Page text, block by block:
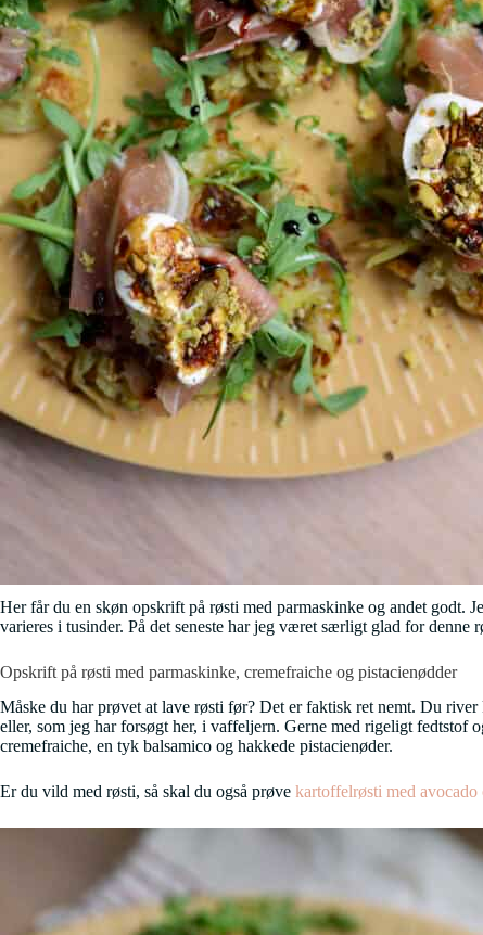
Her får du en skøn opskrift på røsti med parmaskinke og andet godt.
varieres i tusinder. På det seneste har jeg været særligt glad for
Opskrift på røsti med parmaskinke, cremefraiche og pistacienødder
Måske du har prøvet at lave røsti før? Det er faktisk ret nemt. Du
eller, som jeg har forsøgt her, i vaffeljern. Gerne med rigeligt fedtstof
cremefraiche, en tyk balsamico og hakkede pistacienøder.
Er du vild med røsti, så skal du også prøve kartoffelrøsti med avocado